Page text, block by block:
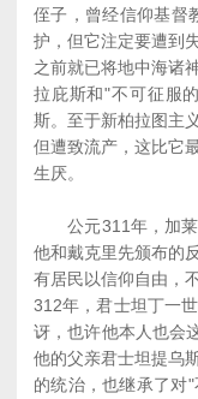
侄子，曾经信仰基督
护，但它注定要遭到
之前就已将地中海诸
拉庇斯和"不可征服
斯。至于新柏拉图主
但遭致流产，这比它
生厌。
公元311年，加莱
他和戴克里先颁布的
有居民以信仰自由，
312年，君士坦丁一
讶，也许他本人也会
他的父亲君士坦提乌
的统治，也继承了对